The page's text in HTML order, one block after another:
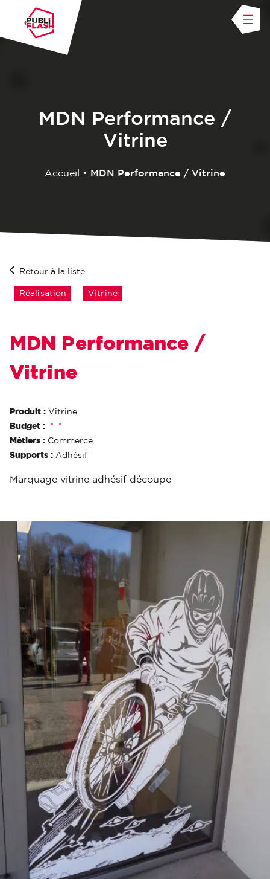
MDN Performance /
Vitrine
Accueil • MDN Performance / Vitrine
Retour à la liste
Réalisation Vitrine
MDN Performance /
Vitrine
Produit : Vitrine
Budget :
*
*
Métiers : Commerce
Supports : Adhésif
Marquage vitrine adhésif découpe